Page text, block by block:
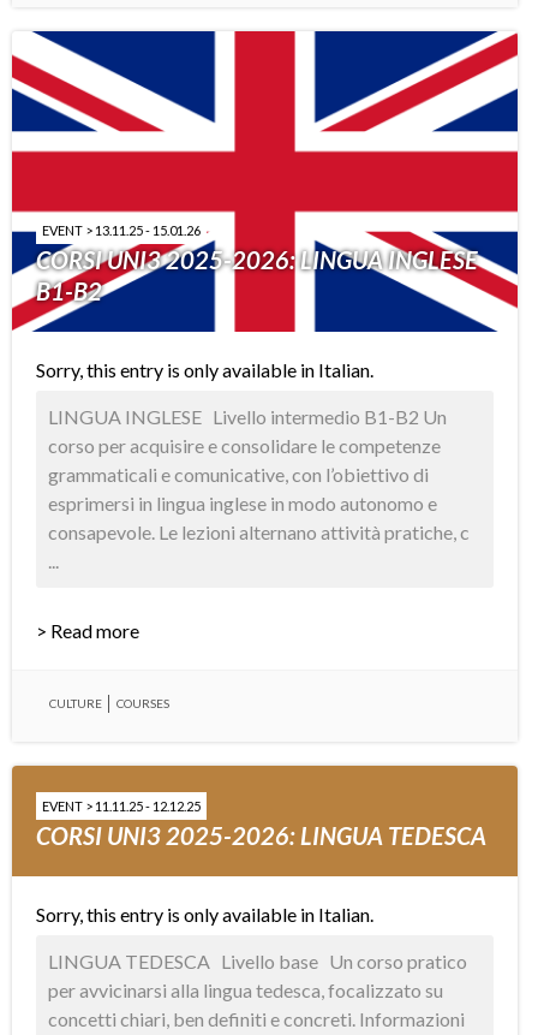
EVENT > 13.11.25 - 15.01.26
CORSI UNI3 2025-2026: LINGUA INGLESE
B1-B2
Sorry, this entry is only available in Italian.
LINGUA INGLESE Livello intermedio B1-B2 Un
corso per acquisire e consolidare le competenze
grammaticali e comunicative, con l’obiettivo di
esprimersi in lingua inglese in modo autonomo e
consapevole. Le lezioni alternano attività pratiche, c
...
> Read more
CULTURE COURSES
EVENT > 11.11.25 - 12.12.25
CORSI UNI3 2025-2026: LINGUA TEDESCA
Sorry, this entry is only available in Italian.
LINGUA TEDESCA Livello base Un corso pratico
per avvicinarsi alla lingua tedesca, focalizzato su
concetti chiari, ben definiti e concreti. Informazioni